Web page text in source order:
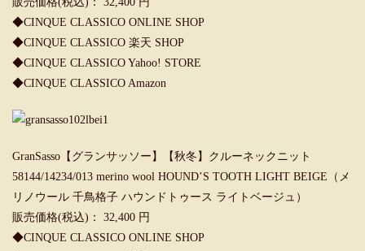
◆CINQUE CLASSICO ONLINE SHOP
◆CINQUE CLASSICO 楽天 SHOP
◆CINQUE CLASSICO Yahoo! STORE
◆CINQUE CLASSICO Amazon
GranSasso【グランサッソー】【秋冬】クルーネックニット
58144/14234/013 merino wool HOUND’S TOOTH LIGHT BEIGE（メ
リノウール 千鳥格子 ハウンドトゥース ライトベージュ）
販売価格(税込)： 32,400 円
◆CINQUE CLASSICO ONLINE SHOP